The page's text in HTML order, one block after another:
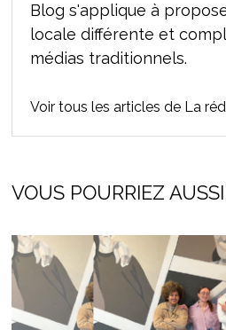
Blog s'applique à
locale différente et
médias traditionnels.
Voir tous les articles de La
VOUS POURRIEZ